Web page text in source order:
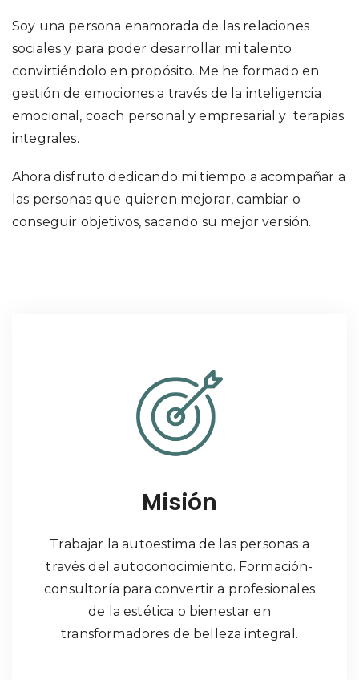
Soy una persona enamorada de las relaciones
sociales y para poder desarrollar mi talento
convirtiéndolo en propósito. Me he formado en
gestión de emociones a través de la inteligencia
emocional, coach personal y empresarial y terapias
integrales.
Ahora disfruto dedicando mi tiempo a acompañar a
las personas que quieren mejorar, cambiar o
conseguir objetivos, sacando su mejor versión.
Misión
Trabajar la autoestima de las personas a
través del autoconocimiento. Formación-
consultoría para convertir a profesionales
de la estética o bienestar en
transformadores de belleza integral.